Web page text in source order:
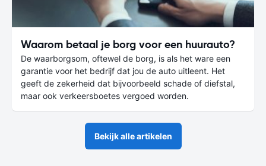
Waarom betaal je borg voor een huurauto?
De waarborgsom, oftewel de borg, is als het ware een
garantie voor het bedrijf dat jou de auto uitleent. Het
geeft de zekerheid dat bijvoorbeeld schade of diefstal,
maar ook verkeersboetes vergoed worden.
Bekijk alle artikelen